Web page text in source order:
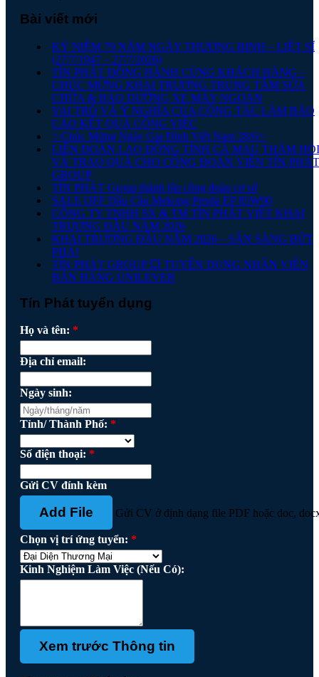
Bài viết mới
KỶ NIỆM 79 NĂM NGÀY THƯƠNG BINH – LIỆT SĨ
(27/7/1947 – 27/7/2026)
TÍN PHÁT ĐỒNG HÀNH CÙNG KHÁCH HÀNG –
CHÚC MỪNG KHAI TRƯƠNG TRUNG TÂM SỬA
CHỮA & BẢO DƯỠNG XE MÁY NGOAN
VAI TRÒ VÀ Ý NGHĨA CỦA CÔNG TÁC LÀM BÁO
CÁO KẾT QUẢ CÔNG VIỆC
✨Chúc Mừng Ngày Gia Đình Việt Nam 28/6✨
LIÊN ĐOÀN LAO ĐỘNG TỈNH CÀ MAU THĂM HỎI
VÀ TRAO QUÀ CHO CÔNG ĐOÀN VIÊN TÍN PHÁT
GROUP
TÍN PHÁT Group thành lập công đoàn cơ sở
SALE OFF Dầu Cầu Mekong Penda EP 85W90
CÔNG TY TNHH SX & TM TÍN PHÁT VIỆT KHAI
TRƯƠNG ĐẦU NĂM 2026
KHAI TRƯƠNG ĐẦU NĂM 2026 – SẴN SÀNG BỨT
PHÁ!
TÍN PHÁT GROUP 💥 TUYỂN DỤNG NHÂN VIÊN
BÁN HÀNG UNILEVER
Tín Phát tuyển dụng
Họ và tên: *
Địa chỉ email:
Ngày sinh:
Tỉnh/ Thành Phố: *
Số điện thoại: *
Gửi CV đính kèm
Add File Gửi CV ở định dạng file PDF hoặc doc,
Chọn vị trí ứng tuyển: *
Kinh Nghiệm Làm Việc (Nếu Có):